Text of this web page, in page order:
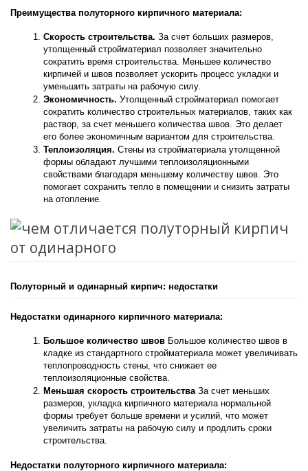
Преимущества полуторного кирпичного материала:
Скорость строительства. За счет больших размеров,
утолщенный стройматериал позволяет значительно
сократить время строительства. Меньшее количество
кирпичей и швов позволяет ускорить процесс укладки и
уменьшить затраты на рабочую силу.
Экономичность. Утолщенный стройматериал помогает
сократить количество строительных материалов, таких как
раствор, за счет меньшего количества швов. Это делает
его более экономичным вариантом для строительства.
Теплоизоляция. Стены из стройматериала утолщенной
формы обладают лучшими теплоизоляционными
свойствами благодаря меньшему количеству швов. Это
помогает сохранить тепло в помещении и снизить затраты
на отопление.
Полуторный и одинарный кирпич: недостатки
Недостатки одинарного кирпичного материала:
Большое количество швов Большое количество швов в
кладке из стандартного стройматериала может увеличивать
теплопроводность стены, что снижает ее
теплоизоляционные свойства.
Меньшая скорость строительства За счет меньших
размеров, укладка кирпичного материала нормальной
формы требует больше времени и усилий, что может
увеличить затраты на рабочую силу и продлить сроки
строительства.
Недостатки полуторного кирпичного материала: